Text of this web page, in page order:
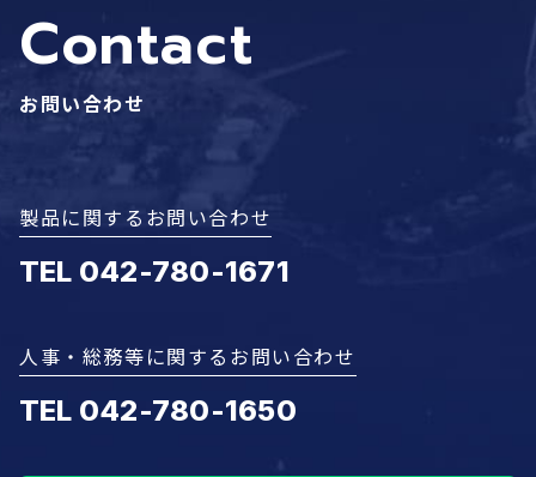
Contact
お問い合わせ
製品に関するお問い合わせ
TEL 042-780-1671
人事・総務等に関するお問い合わせ
TEL 042-780-1650